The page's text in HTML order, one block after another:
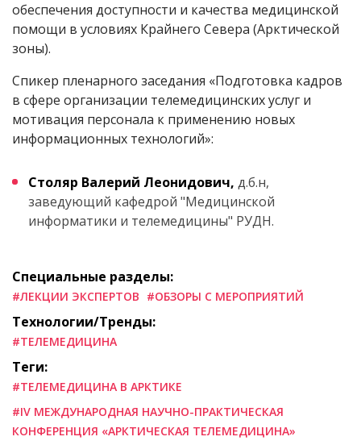
обеспечения доступности и качества медицинской
помощи в условиях Крайнего Севера (Арктической
зоны).
Спикер пленарного заседания «Подготовка кадров
в сфере организации телемедицинских услуг и
мотивация персонала к применению новых
информационных технологий»:
Столяр Валерий Леонидович, д.б.н,
заведующий кафедрой "Медицинской
информатики и телемедицины" РУДН.
Специальные разделы:
#ЛЕКЦИИ ЭКСПЕРТОВ #ОБЗОРЫ С МЕРОПРИЯТИЙ
Технологии/Тренды:
#ТЕЛЕМЕДИЦИНА
Теги:
#ТЕЛЕМЕДИЦИНА В АРКТИКЕ
#IV МЕЖДУНАРОДНАЯ НАУЧНО-ПРАКТИЧЕСКАЯ
КОНФЕРЕНЦИЯ «АРКТИЧЕСКАЯ ТЕЛЕМЕДИЦИНА»